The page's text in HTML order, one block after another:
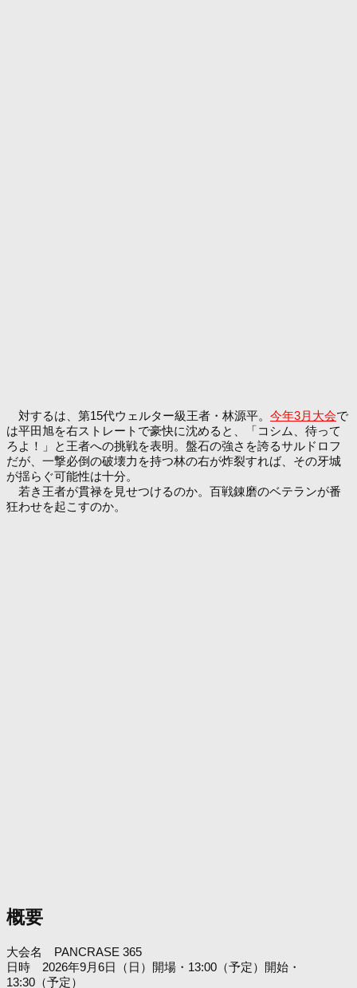
対するは、第15代ウェルター級王者・林源平。 今年3月大会で
は平田旭を右ストレートで豪快に沈めると、「コシム、待って
ろよ！」と王者への挑戦を表明。盤石の強さを誇るサルドロフ
だが、一撃必倒の破壊力を持つ林の右が炸裂すれば、その牙城
が揺らぐ可能性は十分。
若き王者が貫禄を見せつけるのか。百戦錬磨のベテランが番
狂わせを起こすのか。
概要
大会名 PANCRASE 365
日時 2026年9月6日（日）開場・13:00（予定）開始・
13:30（予定）